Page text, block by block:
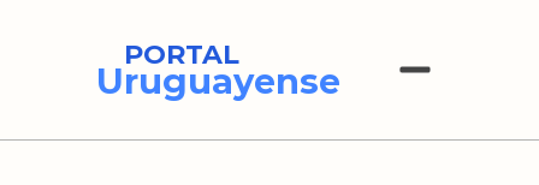
PORTAL
Uruguayense